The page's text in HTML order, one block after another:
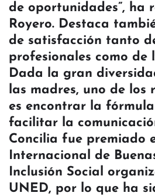
de oportunidades”, ha
Royero. Destaca
de satisfacción tanto
profesionales como de
Dada la gran
las madres, uno de los
es encontrar la
facilitar la
Concilia fue premiado
Internacional de
Inclusión Social
UNED, por lo que ha